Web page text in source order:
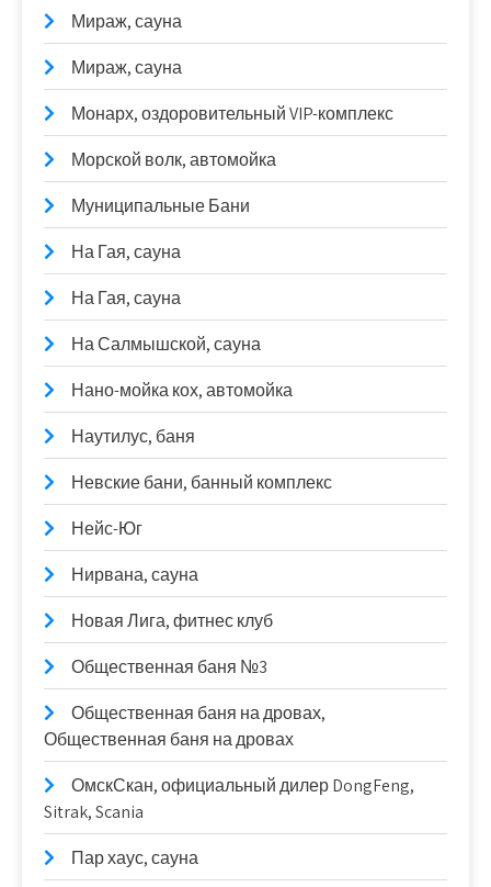
Мираж, сауна
Мираж, сауна
Монарх, оздоровительный VIP-комплекс
Морской волк, автомойка
Муниципальные Бани
На Гая, сауна
На Гая, сауна
На Салмышской, сауна
Нано-мойка кох, автомойка
Наутилус, баня
Невские бани, банный комплекс
Нейс-Юг
Нирвана, сауна
Новая Лига, фитнес клуб
Общественная баня №3
Общественная баня на дровах,
Общественная баня на дровах
ОмскСкан, официальный дилер DongFeng,
Sitrak, Scania
Пар хаус, сауна